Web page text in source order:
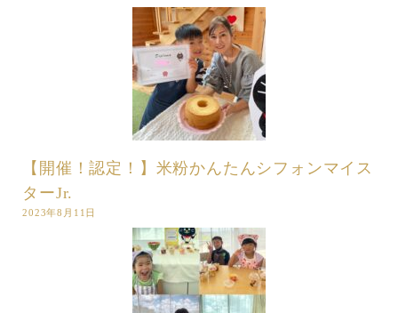
【開催！認定！】米粉かんたんシフォンマイス
ターJr.
2023年8月11日